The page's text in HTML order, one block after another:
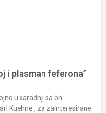
i plasman feferona”
u saradnji sa bh
Kuehne , za zainteresirane